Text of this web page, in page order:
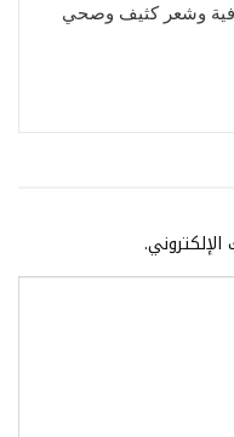
وشعر كثيف وصحي